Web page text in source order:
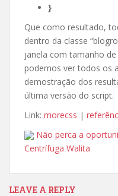
}
Que como resultado,
dentro da classe
janela com tamanho de
podemos ver todos os
demostração dos
última versão do script.
Link: morecss |
Não perca a
Centrífuga Walita
LEAVE A REPLY